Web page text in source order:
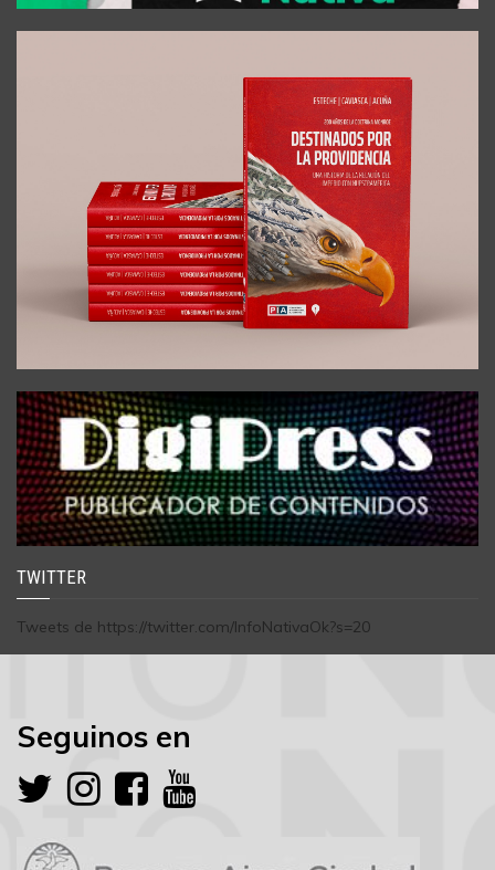
TWITTER
Tweets de https://twitter.com/InfoNativaOk?s=20
Seguinos en